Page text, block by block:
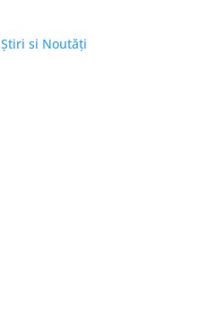
Știri si Noutăți